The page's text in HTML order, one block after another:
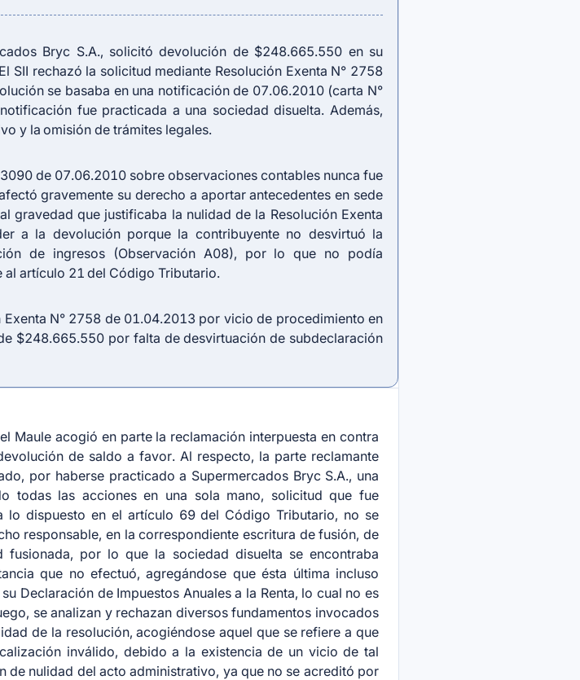
Bryc S.A., solicitó devolución de $248.665.550 en su
rechazó la solicitud mediante Resolución Exenta N° 2758
se basaba en una notificación de 07.06.2010 (carta N°
fue practicada a una sociedad disuelta. Además,
y la omisión de trámites legales.
de 07.06.2010 sobre observaciones contables nunca fue
gravemente su derecho a aportar antecedentes en sede
gravedad que justificaba la nulidad de la Resolución Exenta
a la devolución porque la contribuyente no desvirtuó la
de ingresos (Observación A08), por lo que no podía
artículo 21 del Código Tributario.
N° 2758 de 01.04.2013 por vicio de procedimiento en
$248.665.550 por falta de desvirtuación de subdeclaración
Maule acogió en parte la reclamación interpuesta en contra
de saldo a favor. Al respecto, la parte reclamante
por haberse practicado a Supermercados Bryc S.A., una
todas las acciones en una sola mano, solicitud que fue
lo dispuesto en el artículo 69 del Código Tributario, no se
responsable, en la correspondiente escritura de fusión, de
por lo que la sociedad disuelta se encontraba
que no efectuó, agregándose que ésta última incluso
Declaración de Impuestos Anuales a la Renta, lo cual no es
se analizan y rechazan diversos fundamentos invocados
de la resolución, acogiéndose aquel que se refiere a que
inválido, debido a la existencia de un vicio de tal
de nulidad del acto administrativo, ya que no se acreditó por